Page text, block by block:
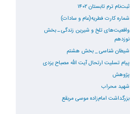
ثبت‌نام ترم تابستان ۱۴۰۲
شماره کارت فطریه(عام و سادات)
واقعیت‌های تلخ و شیرین زندگی ـ بخش
نوزدهم
شیطان شناسی _ بخش هشتم
پیام تسلیت ارتحال آیت الله مصباح یزدی
پژوهش
شهید محراب
بزرگداشت امام‌زاده موسی مربقع